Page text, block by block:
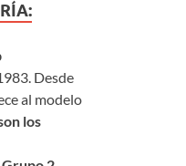
Desde
al modelo
los